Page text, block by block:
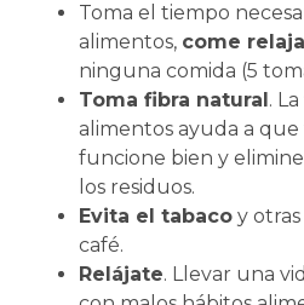
Toma el tiempo
alimentos, come
ninguna comida (5
Toma fibra natural.
alimentos ayuda a
funcione bien y
los residuos.
Evita el tabaco y otras
café.
Relájate. Llevar una